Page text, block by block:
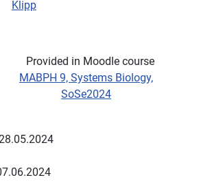
Klipp
Provided in Moodle course
MABPH 9, Systems Biology,
SoSe2024